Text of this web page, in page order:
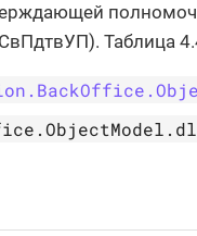
Таблица